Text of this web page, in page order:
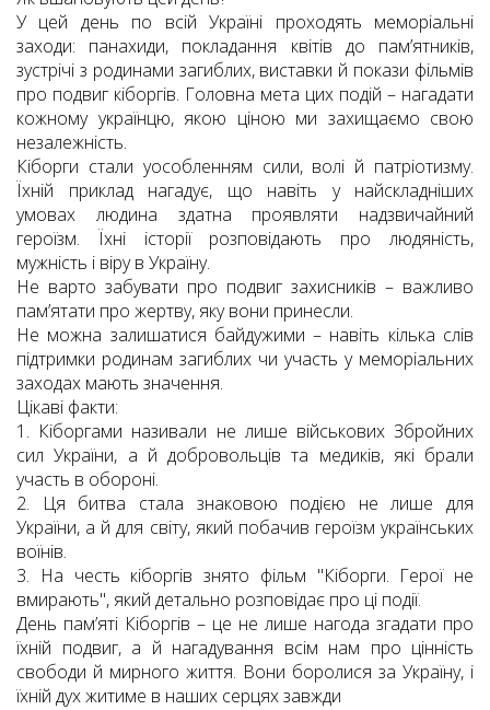
У цей день по всій Україні проходять меморіальні
заходи: панахиди, покладання квітів до пам’ятників,
зустрічі з родинами загиблих, виставки й покази фільмів
про подвиг кіборгів. Головна мета цих подій – нагадати
кожному українцю, якою ціною ми захищаємо свою
незалежність.
Кіборги стали уособленням сили, волі й патріотизму.
Їхній приклад нагадує, що навіть у найскладніших
умовах людина здатна проявляти надзвичайний
героїзм. Їхні історії розповідають про людяність,
мужність і віру в Україну.
Не варто забувати про подвиг захисників – важливо
пам’ятати про жертву, яку вони принесли.
Не можна залишатися байдужими – навіть кілька слів
підтримки родинам загиблих чи участь у меморіальних
заходах мають значення.
Цікаві факти:
1. Кіборгами називали не лише військових Збройних
сил України, а й добровольців та медиків, які брали
участь в обороні.
2. Ця битва стала знаковою подією не лише для
України, а й для світу, який побачив героїзм українських
воїнів.
3. На честь кіборгів знято фільм "Кіборги. Герої не
вмирають", який детально розповідає про ці події.
День пам’яті Кіборгів – це не лише нагода згадати про
їхній подвиг, а й нагадування всім нам про цінність
свободи й мирного життя. Вони боролися за Україну, і
їхній дух житиме в наших серцях завжди